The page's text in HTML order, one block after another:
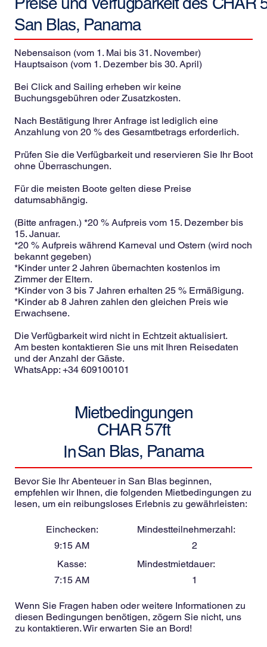
San Blas, Panama
Nebensaison (vom 1. Mai bis 31. November)
Hauptsaison (vom 1. Dezember bis 30. April)
Bei Click and Sailing erheben wir keine
Buchungsgebühren oder Zusatzkosten.
Nach Bestätigung Ihrer Anfrage ist lediglich eine
Anzahlung von 20 % des Gesamtbetrags erforderlich.
Prüfen Sie die Verfügbarkeit und reservieren Sie Ihr Boot
ohne Überraschungen.
Für die meisten Boote gelten diese Preise
datumsabhängig.
(Bitte anfragen.) *20 % Aufpreis vom 15. Dezember bis
15. Januar.
*20 % Aufpreis während Karneval und Ostern (wird noch
bekannt gegeben)
*Kinder unter 2 Jahren übernachten kostenlos im
Zimmer der Eltern.
*Kinder von 3 bis 7 Jahren erhalten 25 % Ermäßigung.
*Kinder ab 8 Jahren zahlen den gleichen Preis wie
Erwachsene.
Die Verfügbarkeit wird nicht in Echtzeit aktualisiert.
Am besten kontaktieren Sie uns mit Ihren Reisedaten
und der Anzahl der Gäste.
WhatsApp: +34 609100101
Mietbedingungen
CHAR 57ft
InSan Blas, Panama
Bevor Sie Ihr Abenteuer in San Blas beginnen,
empfehlen wir Ihnen, die folgenden Mietbedingungen zu
lesen, um ein reibungsloses Erlebnis zu gewährleisten:
Einchecken:
9:15 AM
Kasse:
7:15 AM
Mindestteilnehmerzahl:
2
Mindestmietdauer:
1
Wenn Sie Fragen haben oder weitere Informationen zu
diesen Bedingungen benötigen, zögern Sie nicht, uns
zu kontaktieren. Wir erwarten Sie an Bord!